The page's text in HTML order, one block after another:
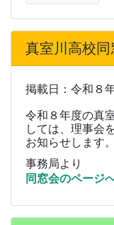
真室川高校同
掲載日：令和８
令和８年度の真
しては、理事会
お知らせします
事務局より
同窓会のページ